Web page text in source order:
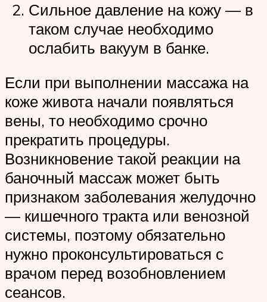
Сильное давление на кожу — в
таком случае необходимо
ослабить вакуум в банке.
Если при выполнении массажа на
коже живота начали появляться
вены, то необходимо срочно
прекратить процедуры.
Возникновение такой реакции на
баночный массаж может быть
признаком заболевания желудочно
— кишечного тракта или венозной
системы, поэтому обязательно
нужно проконсультироваться с
врачом перед возобновлением
сеансов.